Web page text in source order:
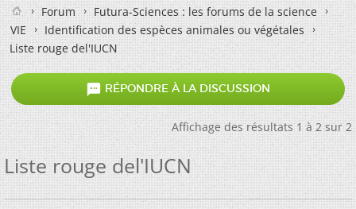
Forum
Futura-Sciences : les forums de la science
VIE
Identification des espèces animales ou végétales
Liste rouge del'IUCN
 RÉPONDRE À LA DISCUSSION
Affichage des résultats 1 à 2 sur 2
Liste rouge del'IUCN